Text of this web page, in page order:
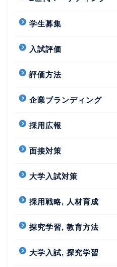
学生募集
入試評価
評価方法
企業ブランディング
採用広報
面接対策
大学入試対策
採用戦略, 人材育成
探究学習, 教育方法
大学入試, 探究学習